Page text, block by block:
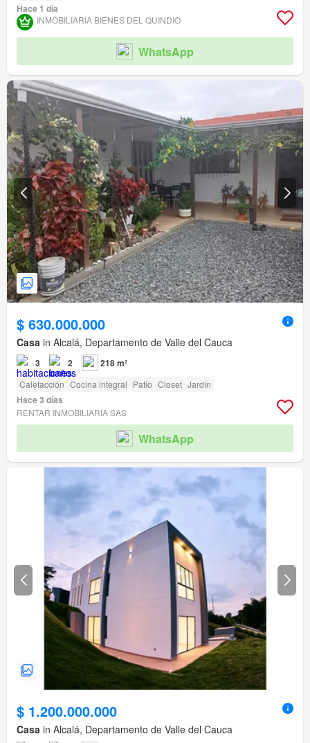
Hace 1 día
INMOBILIARIA BIENES DEL QUINDIO
WhatsApp
$ 630.000.000
Casa in Alcalá, Departamento de Valle del Cauca
3 2 218 m²
Calefacción Cocina integral Patio Closet Jardín
Hace 3 días
RENTAR INMOBILIARIA SAS
WhatsApp
$ 1.200.000.000
Casa in Alcalá, Departamento de Valle del Cauca